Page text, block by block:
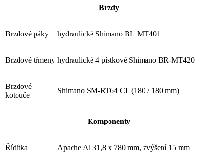
Brzdy
Brzdové páky hydraulické Shimano BL-MT401
Brzdové třmeny hydraulické 4 pístkové Shimano BR-MT420
Brzdové
kotouče
Shimano SM-RT64 CL (180 / 180 mm)
Komponenty
Řídítka Apache Al 31,8 x 780 mm, zvýšení 15 mm